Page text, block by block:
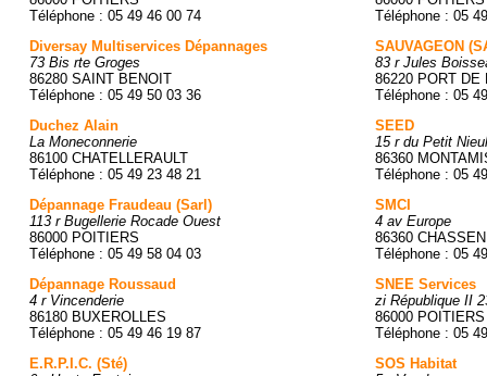
Téléphone : 05 49 46 00 74
Diversay Multiservices Dépannages
73 Bis rte Groges
86280 SAINT BENOIT
Téléphone : 05 49 50 03 36
Duchez Alain
La Moneconnerie
86100 CHATELLERAULT
Téléphone : 05 49 23 48 21
Dépannage Fraudeau (Sarl)
113 r Bugellerie Rocade Ouest
86000 POITIERS
Téléphone : 05 49 58 04 03
Dépannage Roussaud
4 r Vincenderie
86180 BUXEROLLES
Téléphone : 05 49 46 19 87
E.R.P.I.C. (Sté)
Téléphone : 05
SAUVAGEON
83 r Jules
86220 PORT DE
Téléphone : 05
SEED
15 r du Petit Nieul
86360
Téléphone : 05
SMCI
4 av Europe
86360
Téléphone : 05
SNEE Services
zi République II
86000 POITIERS
Téléphone : 05
SOS Habitat